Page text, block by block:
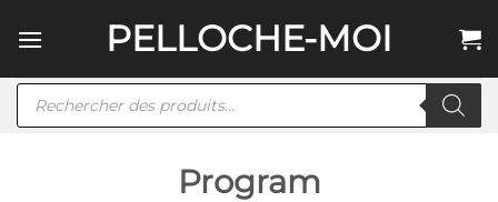
au
PELLOCHE-MOI
Recherche
Program